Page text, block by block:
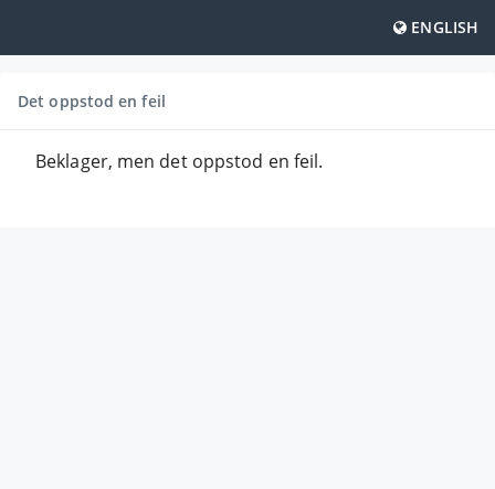
ENGLISH
Det oppstod en feil
Beklager, men det oppstod en feil.